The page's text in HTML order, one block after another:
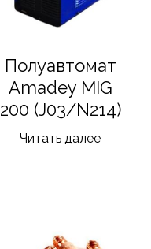
Полуавтомат
Amadey MIG
200 (J03/N214)
Читать далее